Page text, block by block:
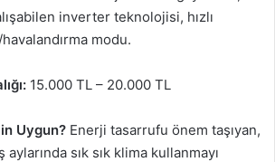
inverter teknolojisi, hızlı
modu.
15.000 TL – 20.000 TL
Uygun? Enerji tasarrufu önem taşıyan,
aylarında sık sık klima kullanmayı